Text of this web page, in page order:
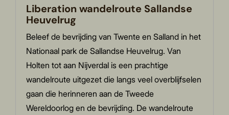
Liberation wandelroute Sallandse
Heuvelrug
Beleef de bevrijding van Twente en Salland in het
Nationaal park de Sallandse Heuvelrug. Van
Holten tot aan Nijverdal is een prachtige
wandelroute uitgezet die langs veel overblijfselen
gaan die herinneren aan de Tweede
Wereldoorlog en de bevrijding. De wandelroute